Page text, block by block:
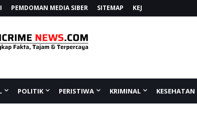
PEMDOMAN MEDIA SIBER SITEMAP KEJ
POLITIK PERISTIWA KRIMINAL KESEHATAN